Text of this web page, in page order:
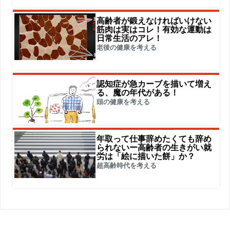
高齢者が鍛えなければいけない
筋肉は実はコレ！有効な運動は
日常生活のアレ！
老後の健康を考える
認知症が急カーブを描いて増え
る、魔の年代がある！
頭の健康を考える
年取って仕事辞めたくても辞め
られないー高齢者の生きがい就
労は「絵に描いた餅」か？
超高齢時代を考える